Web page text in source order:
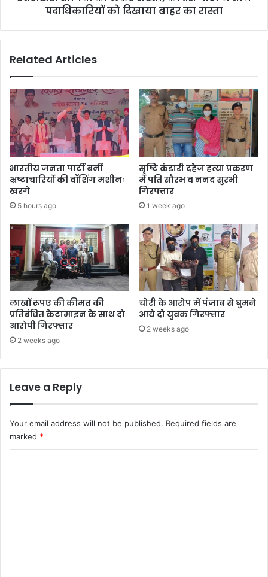
रास्ता
पदाधिकारियों को दिखाया बाहर का रास्ता
Related Articles
भारतीय जनता पार्टी बनीं
भ्रष्टाचारियों की वॉशिंग मशीनः
खरगे
5 hours ago
सृष्टि कंडारी दहेज हत्या प्रकरण
में पति सौरभ व ननद सुरभी
गिरफ्तार
1 week ago
लाखों रूपए की कीमत की
प्रतिबंधित केटामाइन के साथ दो
आरोपी गिरफ्तार
2 weeks ago
चोरी के आरोप में पंजाब से घुमने
आये दो युवक गिरफ्तार
2 weeks ago
Leave a Reply
Your email address will not be published. Required fields are
marked *